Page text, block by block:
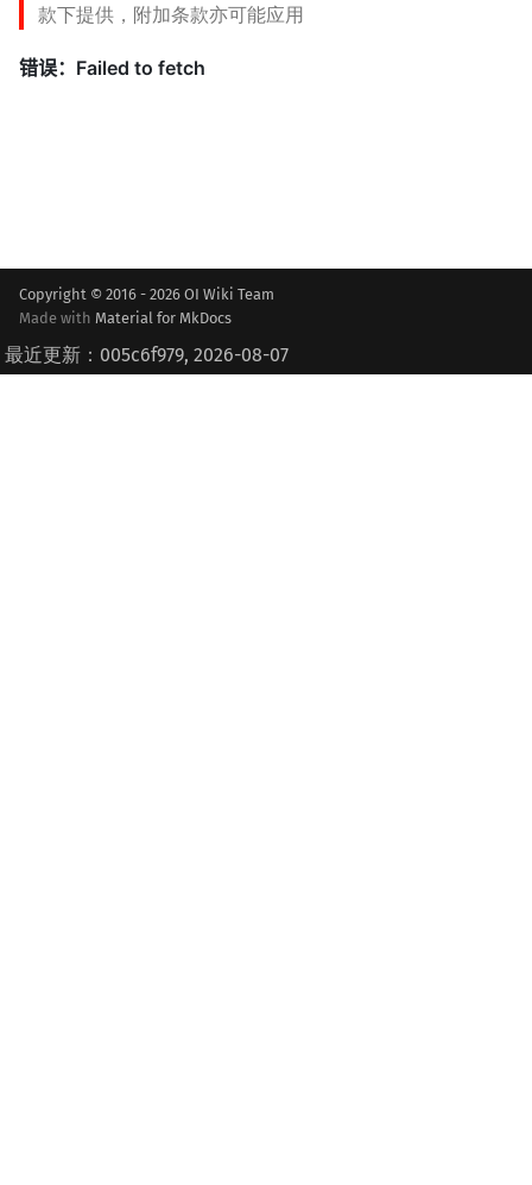
款下提供，附加条款亦可能应用
Copyright © 2016 - 2026 OI Wiki Team
Made with Material for MkDocs
最近更新：005c6f979, 2026-08-07